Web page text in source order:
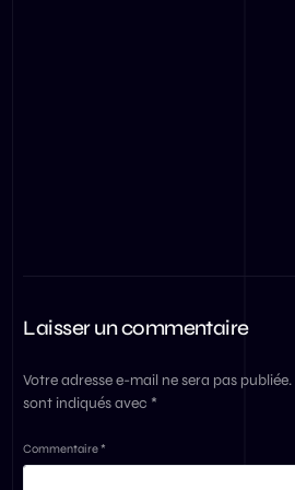
Laisser un commentaire
Votre adresse e-mail ne sera pas publiée.
sont indiqués avec *
Commentaire*